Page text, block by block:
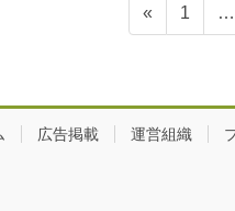
«
固
定
ジ
1 …
広告掲載 運営組織